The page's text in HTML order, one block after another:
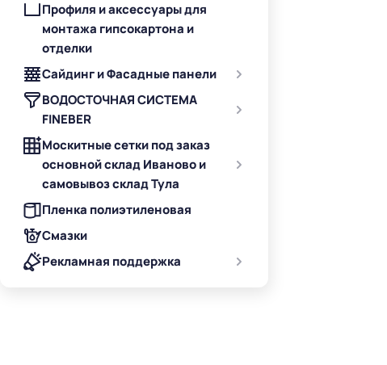
Профиля и аксессуары для
монтажа гипсокартона и
отделки
Сайдинг и Фасадные панели
ВОДОСТОЧНАЯ СИСТЕМА
FINEBER
Москитные сетки под заказ
основной склад Иваново и
самовывоз склад Тула
Пленка полиэтиленовая
Смазки
Рекламная поддержка